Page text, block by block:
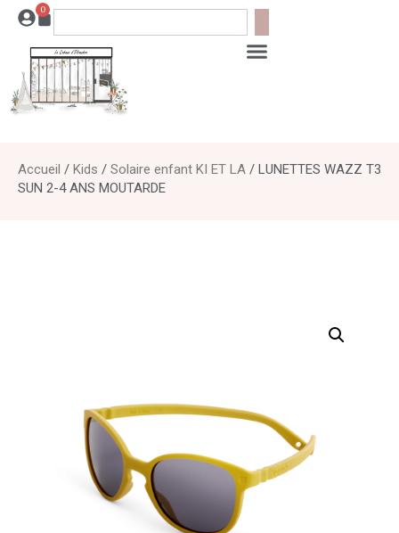
0
Accueil / Kids / Solaire enfant KI ET LA / LUNETTES WAZZ T3
SUN 2-4 ANS MOUTARDE